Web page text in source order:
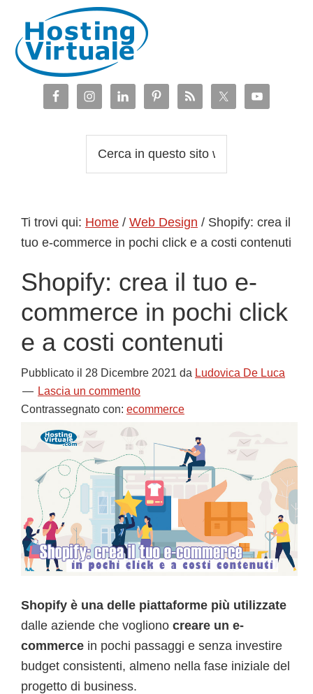
navigazione
primaria
contenuto
principale
barra
laterale
piè
web
Ti trovi qui: Home / Web Design / Shopify: crea il
tuo e-commerce in pochi click e a costi contenuti
Shopify: crea il tuo e-
commerce in pochi click
e a costi contenuti
Pubblicato il 28 Dicembre 2021 da Ludovica De Luca
Lascia un commento
Contrassegnato con: ecommerce
Shopify è una delle piattaforme più utilizzate
dalle aziende che vogliono creare un e-
commerce in pochi passaggi e senza investire
budget consistenti, almeno nella fase iniziale del
progetto di business.